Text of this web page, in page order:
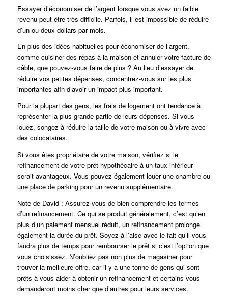
Essayer d’économiser de l’argent lorsque vous avez un faible
revenu peut être très difficile. Parfois, il est impossible de réduire
d’un ou deux dollars par mois.
En plus des idées habituelles pour économiser de l’argent,
comme cuisiner des repas à la maison et annuler votre facture de
câble, que pouvez-vous faire de plus ? Au lieu d’essayer de
réduire vos petites dépenses, concentrez-vous sur les plus
importantes afin d’avoir un impact plus important.
Pour la plupart des gens, les frais de logement ont tendance à
représenter la plus grande partie de leurs dépenses. Si vous
louez, songez à réduire la taille de votre maison ou à vivre avec
des colocataires.
Si vous êtes propriétaire de votre maison, vérifiez si le
refinancement de votre prêt hypothécaire à un taux inférieur
serait avantageux. Vous pouvez également louer une chambre ou
une place de parking pour un revenu supplémentaire.
Note de David : Assurez-vous de bien comprendre les termes
d’un refinancement. Ce qui se produit généralement, c’est qu’en
plus d’un paiement mensuel réduit, un refinancement prolonge
également la durée du prêt. Soyez à l’aise avec le fait qu’il vous
faudra plus de temps pour rembourser le prêt si c’est l’option que
vous choisissez. N’oubliez pas non plus de magasiner pour
trouver la meilleure offre, car il y a une tonne de gens qui sont
prêts à vous aider à obtenir un refinancement et certains vous
demanderont moins cher que d’autres pour leurs services.